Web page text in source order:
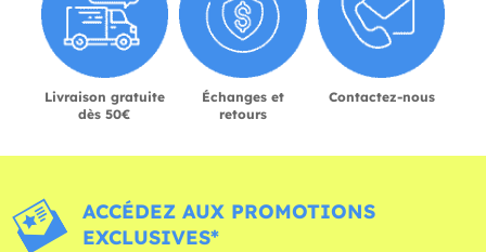
Livraison gratuite
dès 50€
Échanges et
retours
Contactez-nous
ACCÉDEZ AUX PROMOTIONS
EXCLUSIVES*